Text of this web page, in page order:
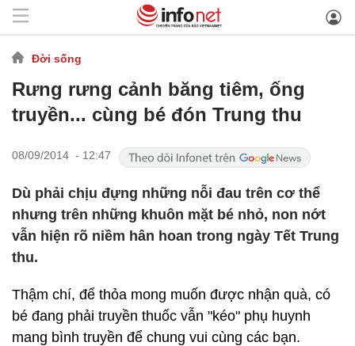
Đời sống
Rưng rưng cảnh băng tiêm, ống
truyền... cùng bé đón Trung thu
08/09/2014 - 12:47
Dù phải chịu đựng những nỗi đau trên cơ thể
nhưng trên những khuôn mặt bé nhỏ, non nớt
vẫn hiện rõ niềm hân hoan trong ngày Tết Trung
thu.
Thậm chí, để thỏa mong muốn được nhận quà, có
bé đang phải truyền thuốc vẫn "kéo" phụ huynh
mang bình truyền để chung vui cùng các bạn.